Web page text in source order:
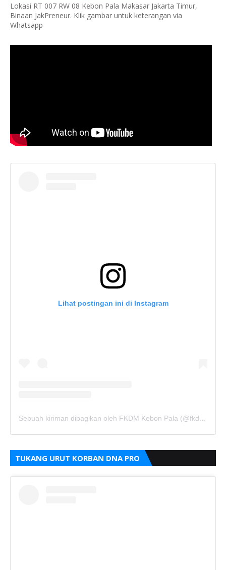
Lokasi RT 007 RW 08 Kebon Pala Makasar Jakarta Timur,
Binaan JakPreneur. Klik gambar untuk keterangan via
Whatsapp
Lihat postingan ini di Instagram
Sebuah kiriman dibagikan oleh FKDM Kebon Pala (@fkdm_kebonpala)
TUKANG URUT KORBAN DNA PRO